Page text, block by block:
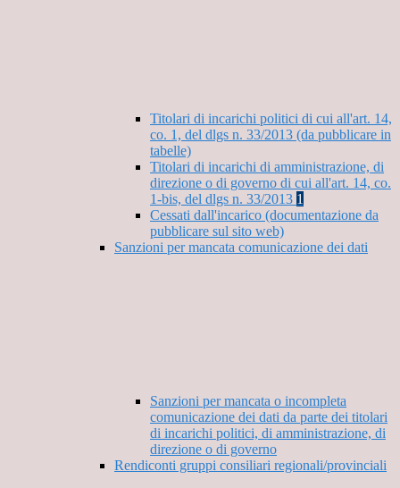
Titolari di incarichi politici di cui all'art. 14,
co. 1, del dlgs n. 33/2013 (da pubblicare in
tabelle)
Titolari di incarichi di amministrazione, di
direzione o di governo di cui all'art. 14, co.
1-bis, del dlgs n. 33/2013 1
Cessati dall'incarico (documentazione da
pubblicare sul sito web)
Sanzioni per mancata comunicazione dei dati
Sanzioni per mancata o incompleta
comunicazione dei dati da parte dei titolari
di incarichi politici, di amministrazione, di
direzione o di governo
Rendiconti gruppi consiliari regionali/provinciali